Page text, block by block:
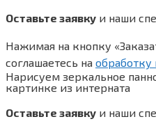
Оставьте заявку и наши
Нажимая на кнопку
соглашаетесь на обработку
Нарисуем зеркальное
картинке из интерната
Оставьте заявку и наши